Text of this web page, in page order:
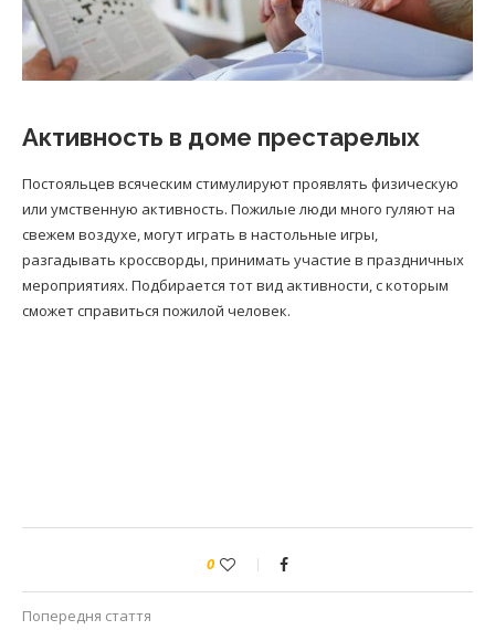
Активность в доме престарелых
Постояльцев всяческим стимулируют проявлять физическую
или умственную активность. Пожилые люди много гуляют на
свежем воздухе, могут играть в настольные игры,
разгадывать кроссворды, принимать участие в праздничных
мероприятиях. Подбирается тот вид активности, с которым
сможет справиться пожилой человек.
0
Попередня стаття